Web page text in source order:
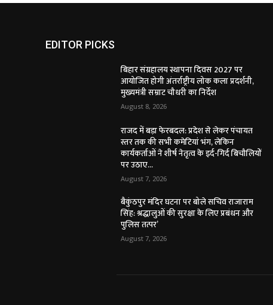
EDITOR PICKS
बिहार संग्रहालय स्थापना दिवस 2027 पर
आयोजित होगी अंतर्राष्ट्रीय लोक कला प्रदर्शनी,
मुख्यमंत्री सम्राट चौधरी का निर्देश
August 8, 2026
राजद में बड़ा फेरबदल: प्रदेश से लेकर पंचायत
स्तर तक की सभी कमेटियां भंग, लेकिन
कार्यकर्ताओं ने शीर्ष नेतृत्व के इर्द-गिर्द बिचौलियों
पर उठाए...
August 7, 2026
बैकुंठपुर मंदिर घटना पर बोले सचिव राजाराम
सिंह: श्रद्धालुओं की सुरक्षा के लिए प्रबंधन और
पुलिस तत्पर’
August 7, 2026